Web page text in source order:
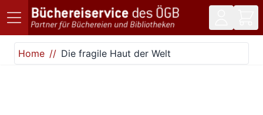
Direkt zum Inhalt
Home
Die fragile Haut der Welt